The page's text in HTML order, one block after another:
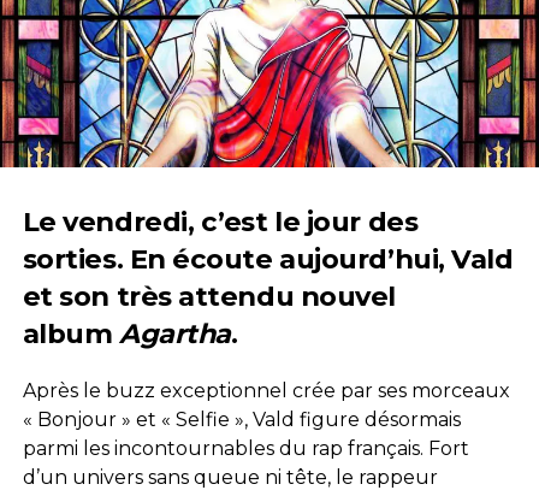
Le vendredi, c’est le jour des
sorties. En écoute aujourd’hui, Vald
et son très attendu nouvel
album Agartha.
Après le buzz exceptionnel crée par ses morceaux
« Bonjour » et « Selfie », Vald figure désormais
parmi les incontournables du rap français. Fort
d’un univers sans queue ni tête, le rappeur